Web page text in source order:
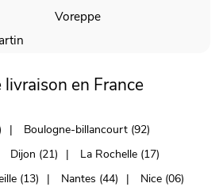
Voreppe
livraison en France
Boulogne-billancourt (92)
Dijon (21)
La Rochelle (17)
(13) Nantes (44)
Nice (06)